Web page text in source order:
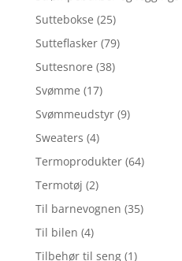
Suttebokse (25)
Sutteflasker (79)
Suttesnore (38)
Svømme (17)
Svømmeudstyr (9)
Sweaters (4)
Termoprodukter (64)
Termotøj (2)
Til barnevognen (35)
Til bilen (4)
Tilbehør til seng (1)